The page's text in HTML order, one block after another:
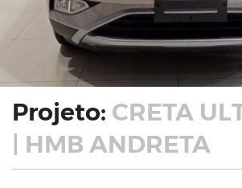
Projeto: CRETA
| HMB ANDRETA